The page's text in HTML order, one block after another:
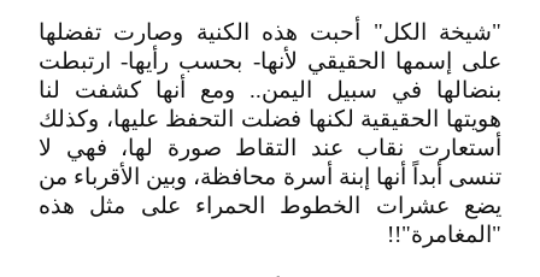
"شيخة الكل" أحبت هذه الكنية وصارت تفضلها
على إسمها الحقيقي لأنها- بحسب رأيها- ارتبطت
بنضالها في سبيل اليمن.. ومع أنها كشفت لنا
هويتها الحقيقية لكنها فضلت التحفظ عليها، وكذلك
أستعارت نقاب عند التقاط صورة لها، فهي لا
تنسى أبداً أنها إبنة أسرة محافظة، وبين الأقرباء من
يضع عشرات الخطوط الحمراء على مثل هذه
"المغامرة"!!